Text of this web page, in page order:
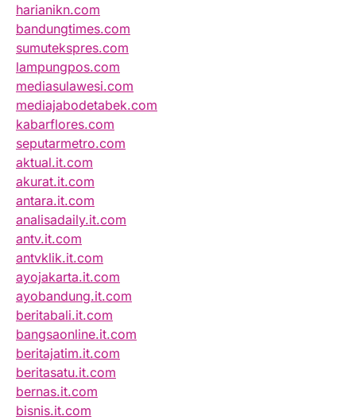
harianikn.com
bandungtimes.com
sumutekspres.com
lampungpos.com
mediasulawesi.com
mediajabodetabek.com
kabarflores.com
seputarmetro.com
aktual.it.com
akurat.it.com
antara.it.com
analisadaily.it.com
antv.it.com
antvklik.it.com
ayojakarta.it.com
ayobandung.it.com
beritabali.it.com
bangsaonline.it.com
beritajatim.it.com
beritasatu.it.com
bernas.it.com
bisnis.it.com